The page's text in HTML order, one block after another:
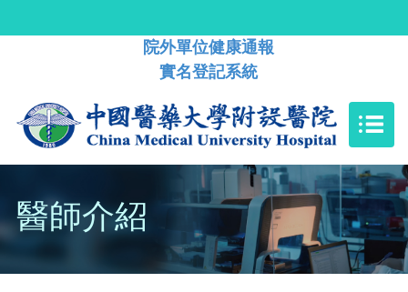
院外單位健康通報
實名登記系統
醫師介紹